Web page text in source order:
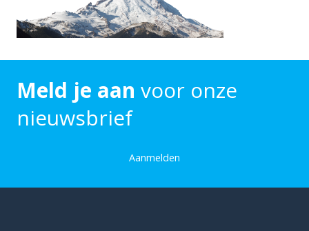
Meld je aan voor onze
nieuwsbrief
Aanmelden